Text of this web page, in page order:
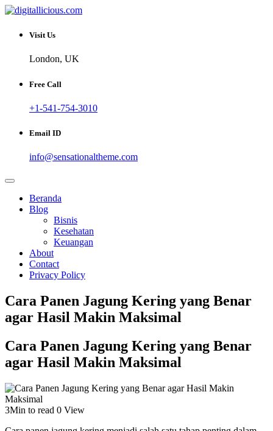
Skip
content
digitallicious.com
Sharing Digital Information
Visit Us
London, UK
Free Call
+1-541-754-3010
Email ID
info@sensationaltheme.com
Beranda
Blog
Bisnis
Kesehatan
Keuangan
About
Contact
Privacy Policy
Cara Panen Jagung Kering yang Benar
agar Hasil Makin Maksimal
Cara Panen Jagung Kering yang Benar
agar Hasil Makin Maksimal
3Min to read 0 View